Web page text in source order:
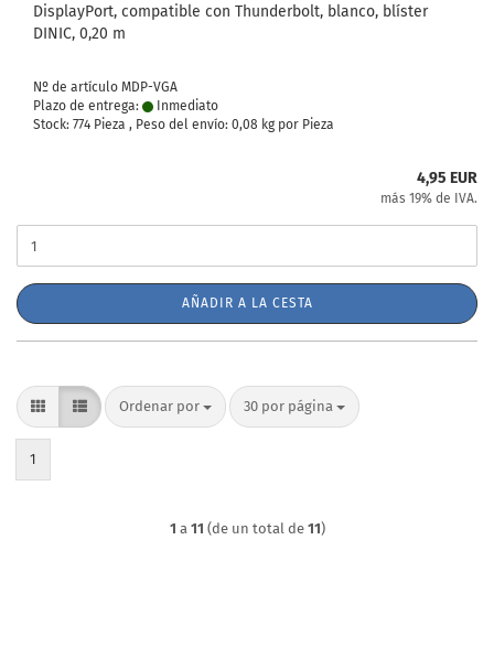
DisplayPort, compatible con Thunderbolt, blanco, blíster
DINIC, 0,20 m
Nº de artículo MDP-VGA
Plazo de entrega:
Inmediato
Stock: 774 Pieza , Peso del envío: 0,08 kg por Pieza
4,95 EUR
más 19% de IVA.
AÑADIR A LA CESTA
Ordenar por
Ordenar por 30 por página
por página
1
1 a 11 (de un total de 11)